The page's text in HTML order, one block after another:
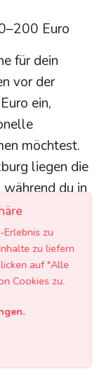
Euro
für dein
vor der
ein,
möchtest.
liegen die
du in
oft
mehrere
– du
zu
zu liefern
auf "Alle
Cookies zu.